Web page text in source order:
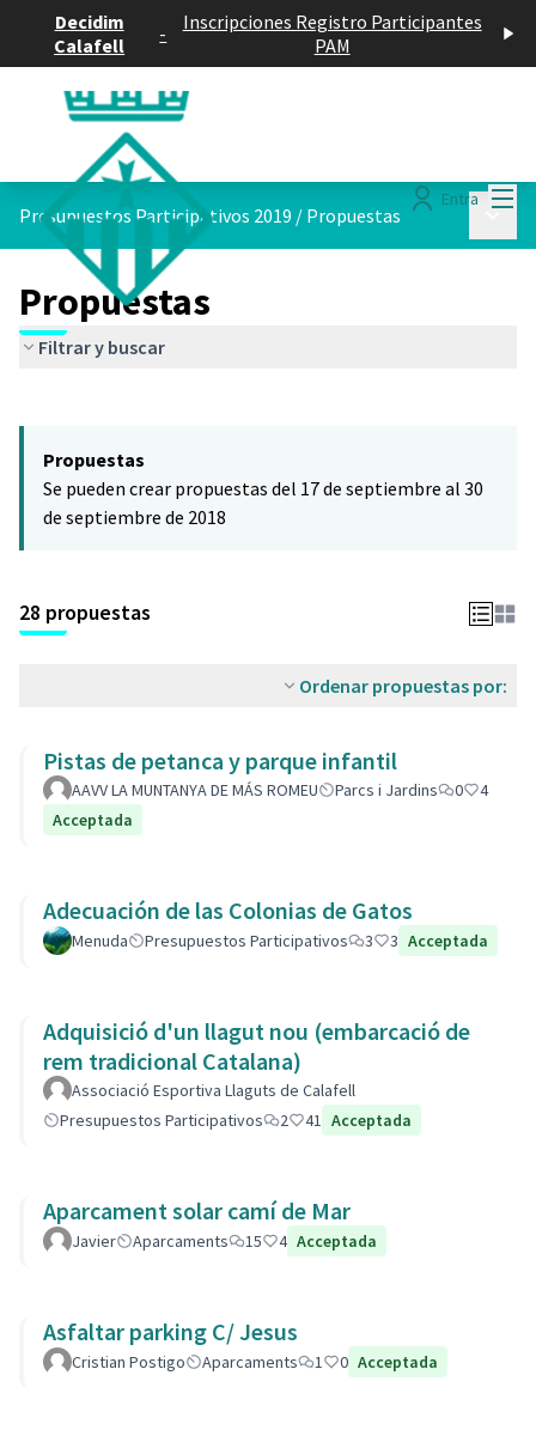
Decidim
Calafell
-
Inscripciones Registro Participantes
PAM
Entra
Presupuestos Participativos 2019 / Propuestas
Propuestas
Filtrar y buscar
−
Propuestas
Se pueden crear propuestas del 17 de septiembre al 30
de septiembre de 2018
28 propuestas
Ordenar propuestas por:
Pistas de petanca y parque infantil
AAVV LA MUNTANYA DE MÁS ROMEU Parcs i Jardins 0
4
Acceptada
Adecuación de las Colonias de Gatos
Menuda Presupuestos Participativos 3 3 Acceptada
Adquisició d'un llagut nou (embarcació de
rem tradicional Catalana)
Associació Esportiva Llaguts de Calafell
Presupuestos Participativos
2 41 Acceptada
Aparcament solar camí de Mar
Javier Aparcaments 15 4 Acceptada
Asfaltar parking C/ Jesus
Cristian Postigo Aparcaments 1 0 Acceptada